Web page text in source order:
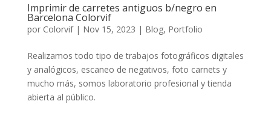
Imprimir de carretes antiguos b/negro en
Barcelona Colorvif
por Colorvif| Nov 15, 2023 | Blog, Portfolio
Realizamos todo tipo de trabajos fotográficos digitales
y analógicos, escaneo de negativos, foto carnets y
mucho más, somos laboratorio profesional y tienda
abierta al público.